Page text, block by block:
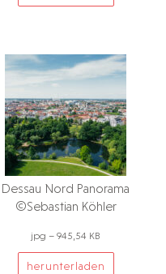
Dessau Nord Panorama
©Sebastian Köhler
jpg – 945,54 KB
herunterladen